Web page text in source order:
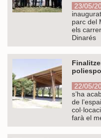
23/05/
parc del
els
Dinarés
22/05/
s’ha
de
farà el